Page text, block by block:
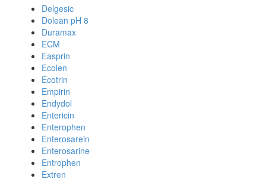
Delgesic
Dolean pH 8
Duramax
ECM
Easprin
Ecolen
Ecotrin
Empirin
Endydol
Entericin
Enterophen
Enterosarein
Enterosarine
Entrophen
Extren